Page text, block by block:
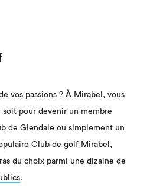
vos passions ? À Mirabel, vous
soit pour devenir un membre
de Glendale ou simplement un
Club de golf Mirabel,
du choix parmi une dizaine de
.